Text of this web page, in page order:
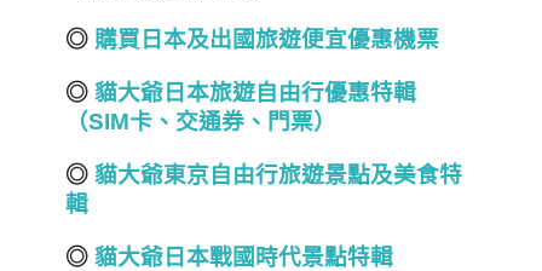
◎ 購買日本及出國旅遊便宜優惠機票
◎ 貓大爺日本旅遊自由行優惠特輯
（SIM卡、交通券、門票）
◎ 貓大爺東京自由行旅遊景點及美食特
輯
◎ 貓大爺日本戰國 時代景點特輯